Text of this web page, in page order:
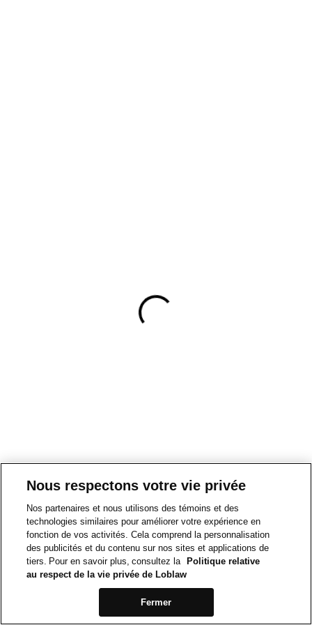
Nous respectons votre vie privée
Nos partenaires et nous utilisons des témoins et des
technologies similaires pour améliorer votre expérience en
fonction de vos activités. Cela comprend la personnalisation
des publicités et du contenu sur nos sites et applications de
tiers. Pour en savoir plus, consultez la
Politique relative
au respect de la vie privée de Loblaw
Fermer